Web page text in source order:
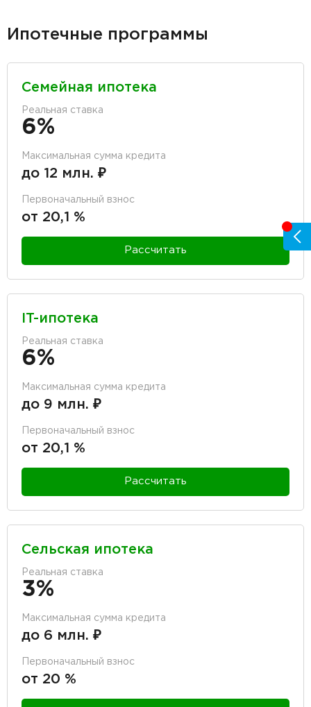
Ипотечные программы
Семейная ипотека
Реальная ставка
6%
Максимальная сумма кредита
до 12 млн. ₽
Первоначальный взнос
от 20,1 %
Рассчитать
IT-ипотека
Реальная ставка
6%
Максимальная сумма кредита
до 9 млн. ₽
Первоначальный взнос
от 20,1 %
Рассчитать
Сельская ипотека
Реальная ставка
3%
Максимальная сумма кредита
до 6 млн. ₽
Первоначальный взнос
от 20 %